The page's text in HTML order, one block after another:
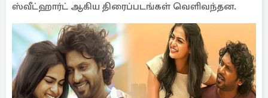
ஸ்வீட்ஹார்ட் ஆகிய திரைப்படங்கள் வெளிவந்தன.